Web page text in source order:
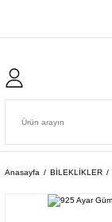
Anasayfa BİLEKLİKLER